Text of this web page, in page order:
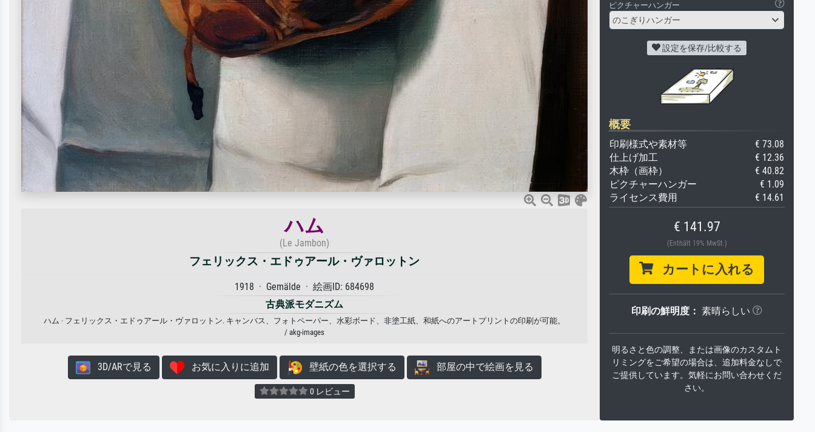
ハム
(Le Jambon)
フェリックス・エドゥアール・ヴァロットン
1918 · Gemälde · 絵画ID: 684698
古典派モダニズム
ハム · フェリックス・エドゥアール・ヴァロットン. キャンバス、フォトペーパー、水彩ボード、非塗工紙、和紙へのアートプリントの印刷が可能。
/ akg-images
3D/ARで見る お気に入りに追加 壁紙の色を選択する 部屋の中で絵画を見る
0 レビュー
ピクチャーハンガー
のこぎりハンガー
設定を保存/比較する
概要
印刷様式や素材等
€ 73.08
仕上げ加工
€ 12.36
木枠（画枠）
€ 40.82
ピクチャーハンガー
€ 1.09
ライセンス費用
€ 14.61
€ 141.97
(Enthält 19% MwSt.)
カートに入れる
印刷の鮮明度： 素晴らしい
明るさと色の調整、または画像のカスタムト
リミングをご希望の場合は、追加料金なしで
ご提供しています。気軽にお問い合わせくだ
さい。